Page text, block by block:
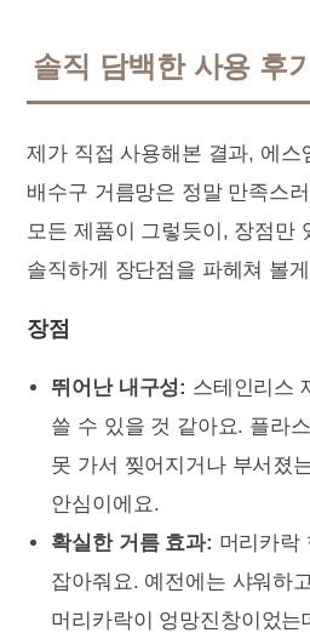
솔직 담백한 사용 후
제가 직접 사용해본 결과, 에스
배수구 거름망은 정말 만족스
모든 제품이 그렇듯이, 장점만
솔직하게 장단점을 파헤쳐 볼
장점
뛰어난 내구성: 스테인리스
쓸 수 있을 것 같아요. 플라
못 가서 찢어지거나 부서졌
안심이에요.
확실한 거름 효과: 머리카락
잡아줘요. 예전에는 샤워하
머리카락이 엉망진창이었는